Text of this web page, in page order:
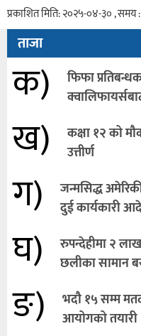
प्रकाशित मिति: २०२५-०४-३० , समय
ताजा
क)
फिफा
ख)
कक्षा १२ को
उत्तीर्ण
ग)
जन्मसिद्ध
दुई कार्यकारी
घ)
रुपन्देहीमा २
छलीका सामान
ङ)
भदौ १५ सम्म
आयोगको तयारी